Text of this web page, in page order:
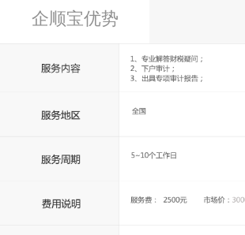
企顺宝优势